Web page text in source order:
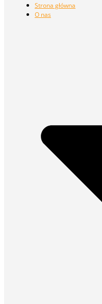
Strona główna
O nas